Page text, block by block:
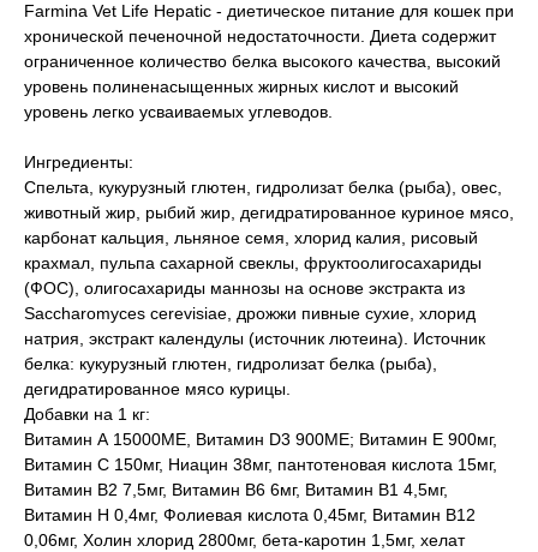
Farmina Vet Life Hepatic - диетическое питание для кошек при
хронической печеночной недостаточности. Диета содержит
ограниченное количество белка высокого качества, высокий
уровень полиненасыщенных жирных кислот и высокий
уровень легко усваиваемых углеводов.
Ингредиенты:
Спельта, кукурузный глютен, гидролизат белка (рыба), овес,
животный жир, рыбий жир, дегидратированное куриное мясо,
карбонат кальция, льняное семя, хлорид калия, рисовый
крахмал, пульпа сахарной свеклы, фруктоолигосахариды
(ФОС), олигосахариды маннозы на основе экстракта из
Saccharomyces cerevisiae, дрожжи пивные сухие, хлорид
натрия, экстракт календулы (источник лютеина). Источник
белка: кукурузный глютен, гидролизат белка (рыба),
дегидратированное мясо курицы.
Добавки на 1 кг:
Витамин А 15000МЕ, Витамин D3 900МЕ; Витамин Е 900мг,
Витамин С 150мг, Ниацин 38мг, пантотеновая кислота 15мг,
Витамин В2 7,5мг, Витамин В6 6мг, Витамин В1 4,5мг,
Витамин H 0,4мг, Фолиевая кислота 0,45мг, Витамин B12
0,06мг, Холин хлорид 2800мг, бета-каротин 1,5мг, хелат